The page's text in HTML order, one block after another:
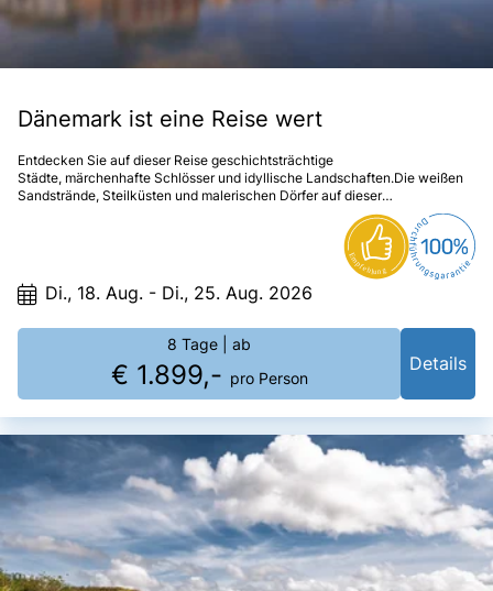
Dänemark ist eine Reise wert
Entdecken Sie auf dieser Reise geschichtsträchtige
Städte, märchenhafte Schlösser und idyllische Landschaften.Die weißen
Sandstrände, Steilküsten und malerischen Dörfer auf dieser
Di., 18. Aug. - Di., 25. Aug. 2026
8 Tage | ab
€ 1.899,- pro Person
Details